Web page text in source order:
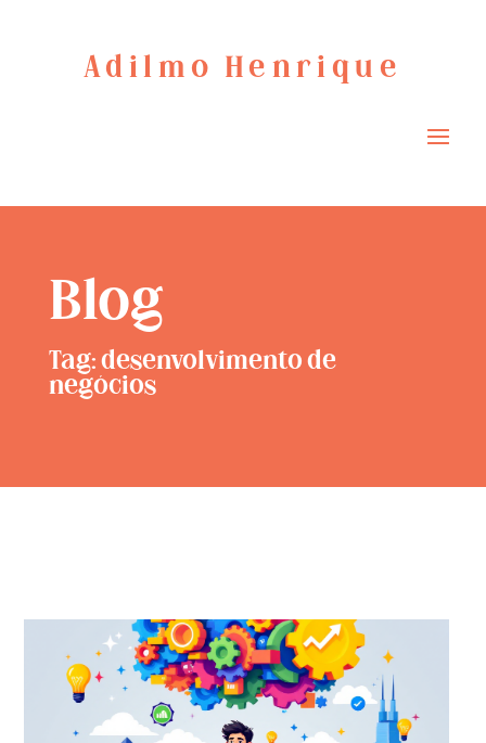
Adilmo Henrique
Blog
Tag: desenvolvimento de
negócios